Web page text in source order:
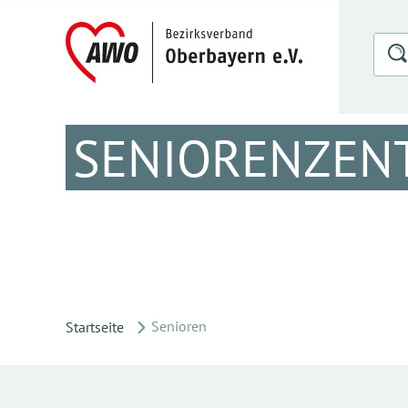
Startseite Senioren